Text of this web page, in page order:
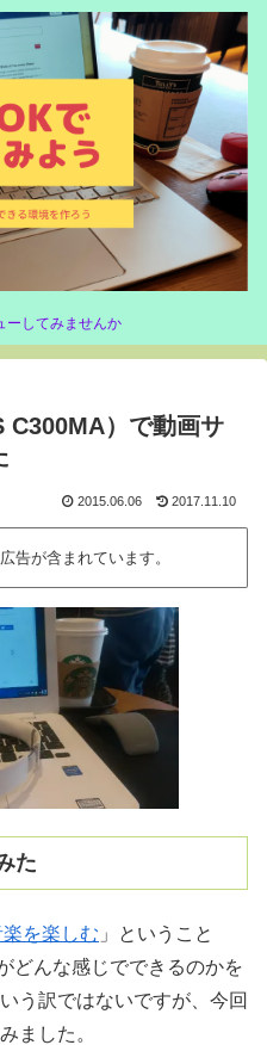
ーしてみませんか
）で動画サ
2015.06.06 2017.11.10
告が含まれています。
た
を楽しむ 」ということ
どんな感じでできるのかを
う訳ではないですが、今回
ました。